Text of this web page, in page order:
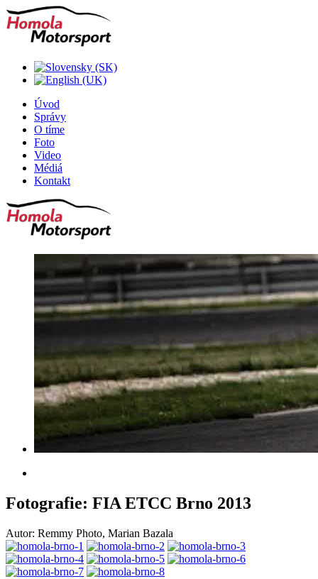
Úvod
Správy
O tíme
Foto
Video
Médiá
Kontakt
Fotografie: FIA ETCC Brno 2013
Autor: Remmy Photo, Marian Bazala